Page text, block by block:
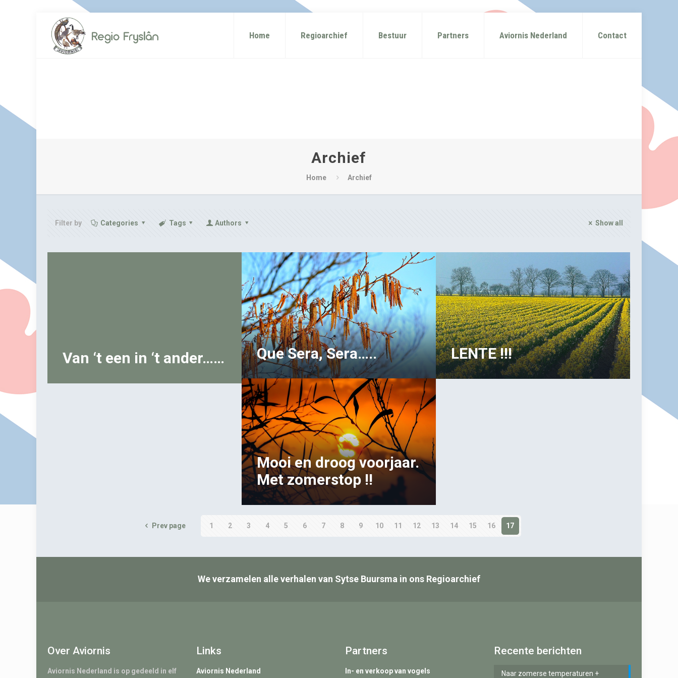
Home Regioarchief Bestuur Partners Aviornis Nederland Contact
Archief
Home Archief
Filter by Categories Tags Authors Show all
Van ‘t een in ‘t ander…… Que Sera, Sera….. LENTE !!!
Mooi en droog voorjaar.
Met zomerstop !!
Prev page 1 2 3 4 5 6 7 8 9 10 11 12 13 14 15 16 17
We verzamelen alle verhalen van Sytse Buursma in ons Regioarchief
Over Aviornis
Aviornis Nederland is op gedeeld in elf
Links
Aviornis Nederland
Partners
In- en verkoop van vogels
Recente berichten
Naar zomerse temperaturen +